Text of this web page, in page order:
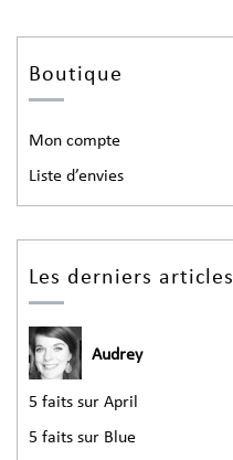
Boutique
Mon compte
Liste d’envies
Les derniers articles
Audrey
5 faits sur April
5 faits sur Blue